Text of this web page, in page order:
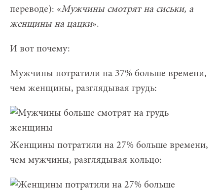
переводе): «Мужчины смотрят на сиськи, а
женщины на цацки».
И вот почему:
Мужчины потратили на 37% больше времени,
чем женщины, разглядывая грудь:
Женщины потратили на 27% больше времени,
чем мужчины, разглядывая кольцо: